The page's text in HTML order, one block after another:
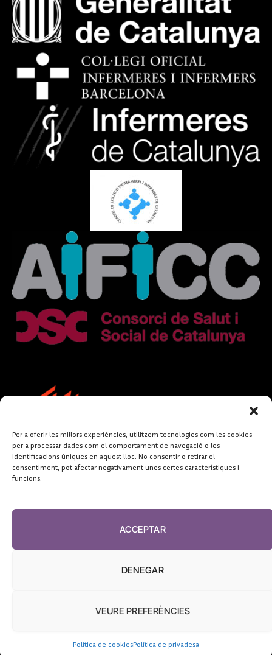
Per a oferir les millors experiències, utilitzem tecnologies com les cookies
per a processar dades com el comportament de navegació o les
identificacions úniques en aquest lloc. No consentir o retirar el
consentiment, pot afectar negativament unes certes característiques i
funcions.
ACCEPTAR
DENEGAR
VEURE PREFERÈNCIES
Política de cookiesPolítica de privadesa
FUNDACIÓ